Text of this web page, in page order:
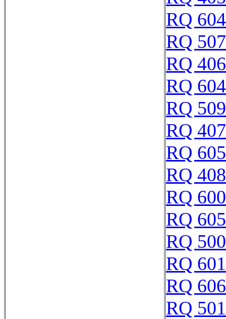
RQ
RQ
RQ
RQ
RQ
RQ
RQ
RQ
RQ
RQ
RQ
RQ
RQ
RQ